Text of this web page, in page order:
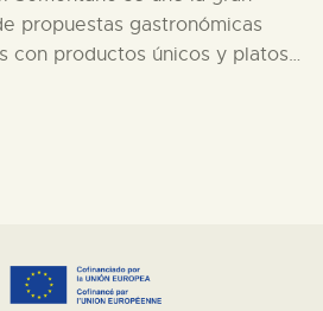
propuestas gastronómicas
con productos únicos y platos…